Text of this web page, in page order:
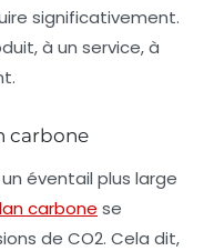
significativement.
à un service, à
carbone
éventail plus large
carbone se
de CO2. Cela dit,